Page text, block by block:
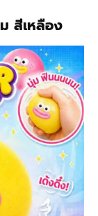
สีเหลือง